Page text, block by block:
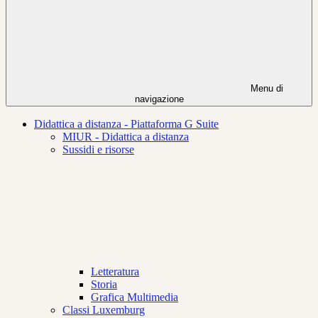
Menu di
navigazione
Didattica a distanza - Piattaforma G Suite
MIUR - Didattica a distanza
Sussidi e risorse
Letteratura
Storia
Grafica Multimedia
Classi Luxemburg